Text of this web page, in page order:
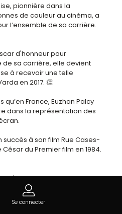
pionnière dans la
de couleur au cinéma, a
l’ensemble de sa carrière.
d'honneur pour
sa carrière, elle devient
à recevoir une telle
en 2017. 👏
qu’en France, Euzhan Palcy
dans la représentation des
à son film Rue Cases-
du Premier film en 1984.
à Euzhan Palcy qui nous
de 40 ans.🙏
Se connecter